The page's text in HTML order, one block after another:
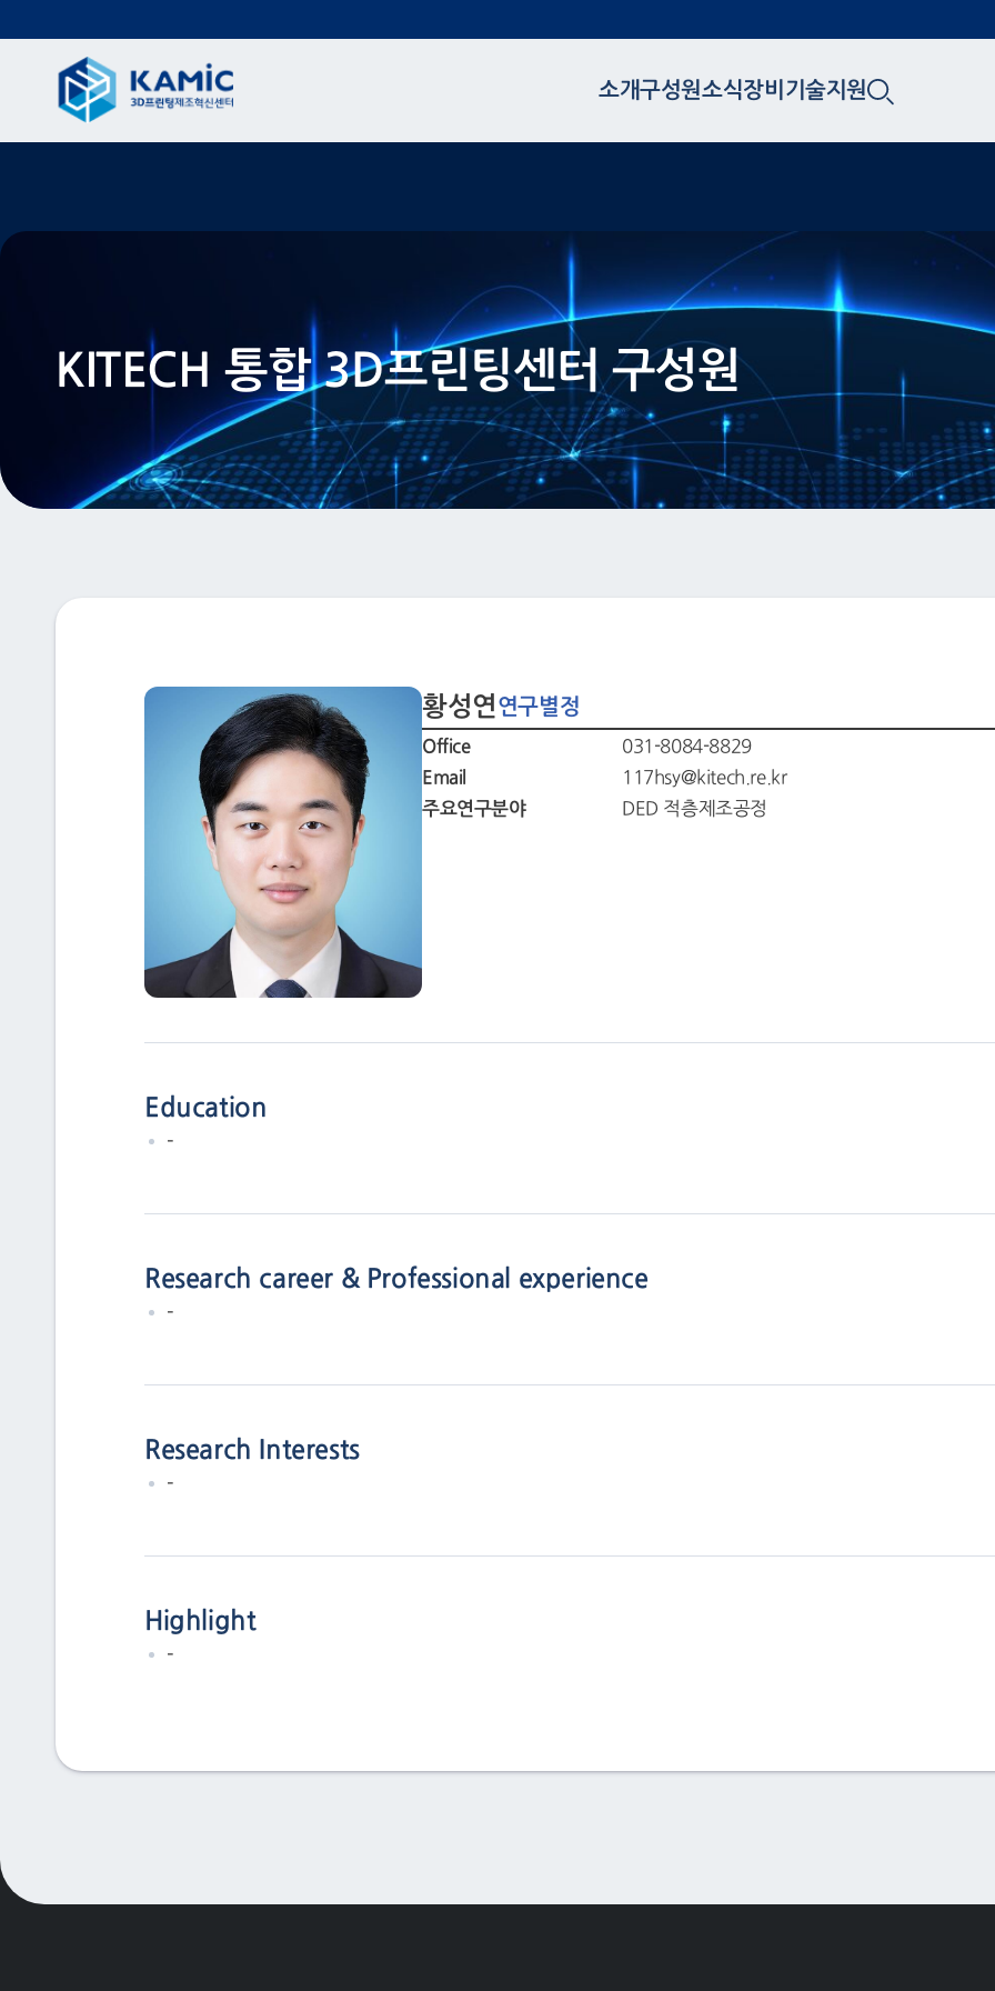
소개구성원소식장비 기술지원
KITECH 통합 3D프린팅센터 구성원
황성연 연구별정
Office 031-8084-8829
Email 117hsy@kitech.re.kr
주요연구분야 DED 적층제조공정
Education
-
Research career & Professional experience
-
Research Interests
-
Highlight
-